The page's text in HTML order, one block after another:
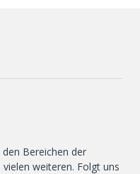
Bereichen der
weiteren. Folgt uns